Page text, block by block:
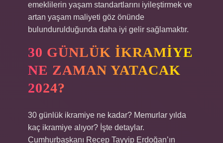
emeklilerin yaşam standartlarını iyileştirmek ve
artan yaşam maliyeti göz önünde
bulundurulduğunda daha iyi gelir sağlamaktır.
30 GÜNLÜK IKRAMIYE
NE ZAMAN YATACAK
2024?
30 günlük ikramiye ne kadar? Memurlar yılda
kaç ikramiye alıyor? İşte detaylar.
Cumhurbaşkanı Recep Tayyip Erdoğan’ın